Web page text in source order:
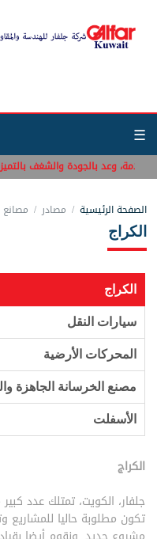
☰
وعد بالجودة والشغف بالتميز
الصفحة الرئيسية مصادر
الكراج
الكراج
سيارات النقل
المحركات الأرضية
مصنع الخرسانة الجاهزة
الأسفلت
الكراج
جلفار، الكويت، تمتلك عدد
تكون مطلوبة حاليا